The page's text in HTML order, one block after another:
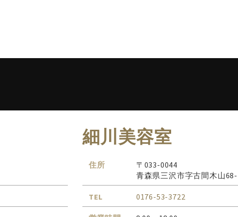
細川美容室
住所
〒033-0044
青森県三沢市字古間木山
TEL 0176-53-3722